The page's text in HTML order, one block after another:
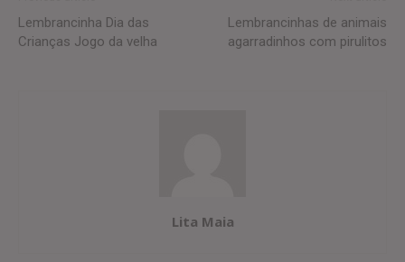
Lembrancinha Dia das
Crianças Jogo da velha
Lembrancinhas de animais
agarradinhos com pirulitos
Lita Maia